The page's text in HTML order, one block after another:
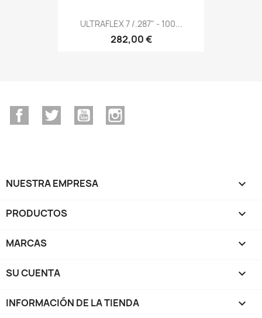
ULTRAFLEX 7 /.287" - 100...
282,00 €
FacebookTwitter YouTube
NUESTRA EMPRESA 
PRODUCTOS 
MARCAS 
SU CUENTA 
INFORMACIÓN DE LA TIENDA keyboard_arrow_down